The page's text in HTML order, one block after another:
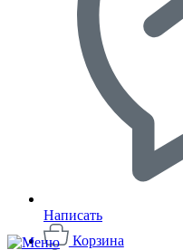
Написать
Корзина